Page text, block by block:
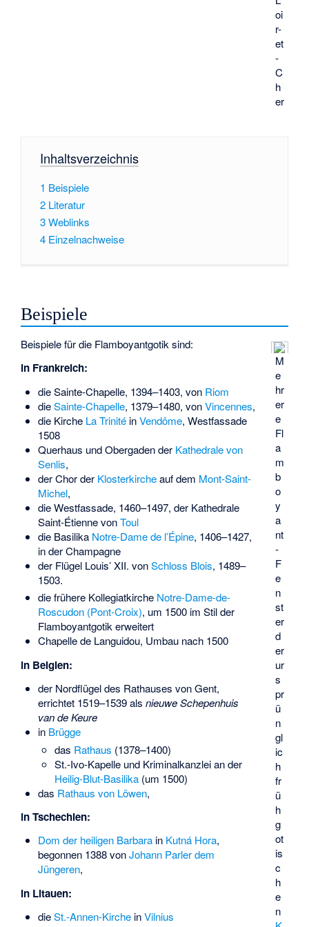
oi
r-
et
-
C
h
er
Inhaltsverzeichnis
1 Beispiele
2 Literatur
3Weblinks
4 Einzelnachweise
Beispiele
M
e
hr
er
e
Fl
a
m
b
o
y
a
nt
-
F
e
n
st
er
d
er
ur
s
pr
ü
n
gl
ic
h
fr
ü
h
g
ot
is
c
h
e
n
Beispiele für die Flamboyantgotik sind:
in Frankreich:
die Sainte-Chapelle, 1394–1403, von Riom
dieSainte-Chapelle, 1379–1480, vonVincennes,
die Kirche La TrinitéinVendôme, Westfassade
1508
Querhaus und Obergaden der Kathedrale von
Senlis,
der Chor der Klosterkircheauf dem Mont-Saint-
Michel,
die Westfassade, 1460–1497, der Kathedrale
Saint-ÉtiennevonToul
die Basilika Notre-Dame de l’Épine, 1406–1427,
in der Champagne
der Flügel Louis’ XII. vonSchloss Blois, 1489–
1503.
die frühere Kollegiatkirche Notre-Dame-de-
Roscudon (Pont-Croix), um 1500 im Stil der
Flamboyantgotik erweitert
Chapelle de Languidou, Umbau nach 1500
in Belgien:
der Nordflügel des Rathauses von Gent,
errichtet 1519–1539 als nieuwe Schepenhuis
van de Keure
in Brügge
das Rathaus (1378–1400)
St.-Ivo-Kapelle und Kriminalkanzlei an der
Heilig-Blut-Basilika (um 1500)
das Rathaus von Löwen,
in Tschechien:
Dom der heiligen Barbarain Kutná Hora,
begonnen 1388 vonJohann Parler dem
Jüngeren,
in Litauen:
dieSt.-Annen-KircheinVilnius